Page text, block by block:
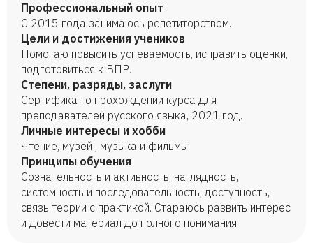
Профессиональный опыт
С 2015 года занимаюсь репетиторством.
Цели и достижения учеников
Помогаю повысить успеваемость, исправить оценки,
подготовиться к ВПР.
Степени, разряды, заслуги
Сертификат о прохождении курса для
преподавателей русского языка, 2021 год.
Личные интересы и хобби
Чтение, музей , музыка и фильмы.
Принципы обучения
Сознательность и активность, наглядность,
системность и последовательность, доступность,
связь теории с практикой. Стараюсь развить интерес
и довести материал до полного понимания.